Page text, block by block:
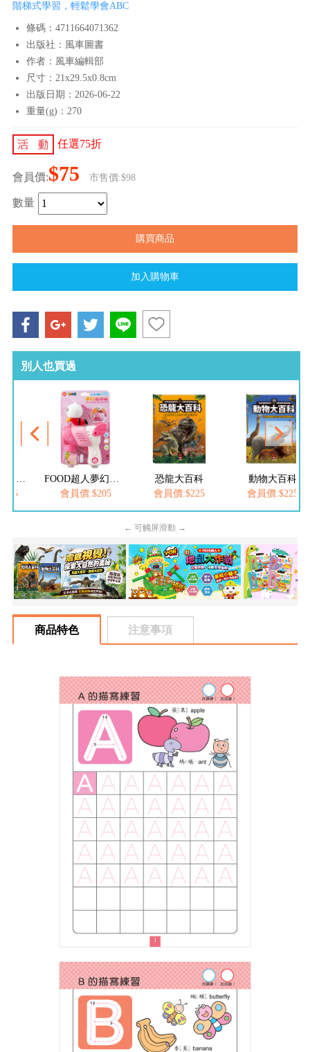
階梯式學習，輕鬆學會ABC
條碼：4711664071362
出版社：風車圖書
作者：風車編輯部
尺寸：21x29.5x0.8cm
出版日期：2026-06-22
重量(g)：270
任選75折
會員價:$75 市售價:$98
數量
別人也買過
會員價:$205
恐龍大百科
會員價:$225
動物大百科
會員價:$225
← 可觸屏滑動 →
商品特色 注意事項